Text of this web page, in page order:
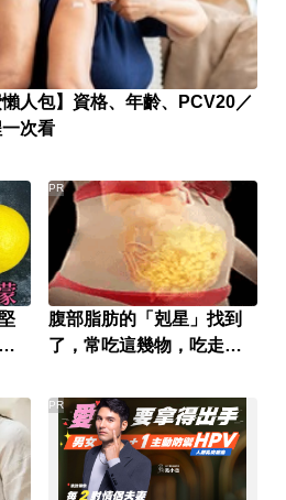
懶人包】資格、年齡、PCV20／
次看
腹部脂肪的「剋星」找到
了，常吃這幾物，吃走大
PR
PR